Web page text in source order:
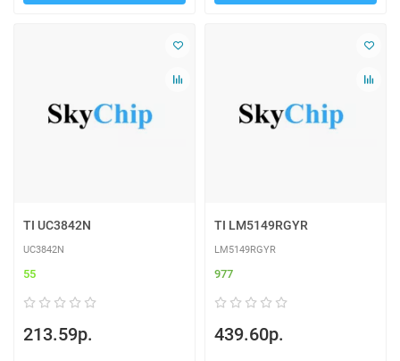
TI UC3842N
UC3842N
55
213.59р.
TI LM5149RGYR
LM5149RGYR
977
439.60р.